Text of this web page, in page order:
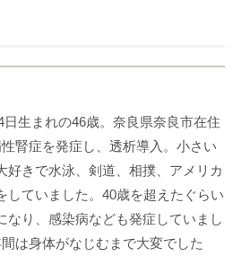
日生まれの46歳。奈良県奈良市在住
腎症を発症し、透析導入。小さい
好きで水泳、剣道、相撲、アメリカ
していました。40歳を超えたぐらい
なり、感染病なども発症していまし
は身体がなじむまで大変でした